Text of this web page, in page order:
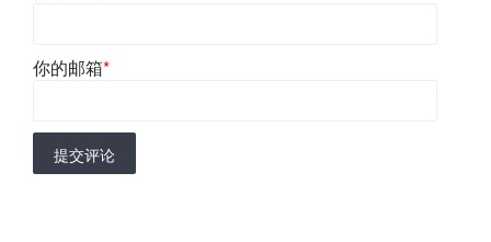
你的邮箱*
提交评论